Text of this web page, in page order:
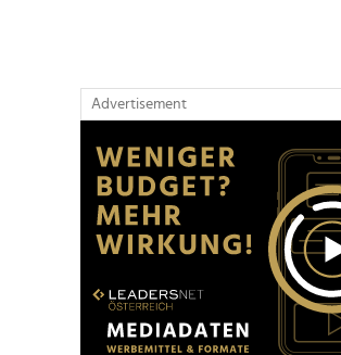
Advertisement